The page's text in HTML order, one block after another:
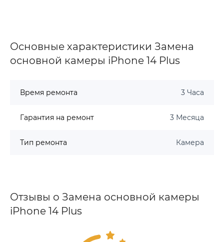
Основные характеристики Замена
основной камеры iPhone 14 Plus
Время ремонта 3 Часа
Гарантия на ремонт 3 Месяца
Тип ремонта Камера
Отзывы о Замена основной камеры
iPhone 14 Plus